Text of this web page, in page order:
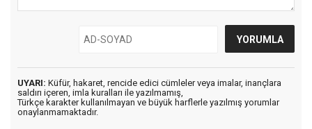
UYARI: Küfür, hakaret, rencide edici cümleler veya imalar, inançlara
saldırı içeren, imla kuralları ile yazılmamış,
Türkçe karakter kullanılmayan ve büyük harflerle yazılmış yorumlar
onaylanmamaktadır.